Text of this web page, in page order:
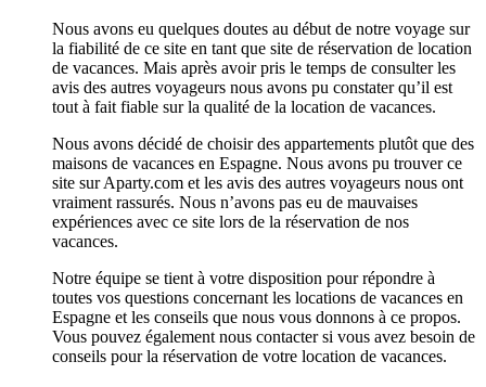
Nous avons eu quelques doutes au début de notre voyage sur
la fiabilité de ce site en tant que site de réservation de location
de vacances. Mais après avoir pris le temps de consulter les
avis des autres voyageurs nous avons pu constater qu’il est
tout à fait fiable sur la qualité de la location de vacances.
Nous avons décidé de choisir des appartements plutôt que des
maisons de vacances en Espagne. Nous avons pu trouver ce
site sur Aparty.com et les avis des autres voyageurs nous ont
vraiment rassurés. Nous n’avons pas eu de mauvaises
expériences avec ce site lors de la réservation de nos
vacances.
Notre équipe se tient à votre disposition pour répondre à
toutes vos questions concernant les locations de vacances en
Espagne et les conseils que nous vous donnons à ce propos.
Vous pouvez également nous contacter si vous avez besoin de
conseils pour la réservation de votre location de vacances.